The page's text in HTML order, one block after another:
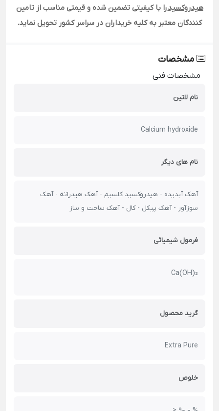
هیدروکسیدرا با کیفیتی تضمین شده و قیمتی مناسب از تامین
کنندگان معتبر به کلیه خریداران در سراسر کشور تحویل نماید.
مشخصات
مشخصات فنی
نام لاتین
Calcium hydroxide
نام های دیگر
آهک آبدیده - هیدروکسید کلسیم - آهک هیدراته - آهک
سوزآور - آهک پیکل - کال - آهک ساخت و ساز
فرمول شیمیائی
Ca(OH)₂
گرید محصول
Extra Pure
خلوص